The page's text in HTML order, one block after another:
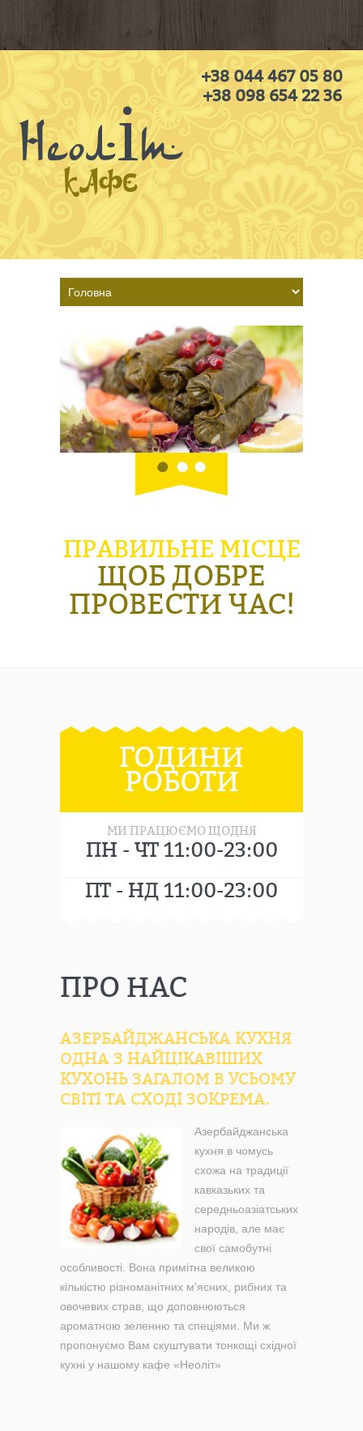
Неоліт
КАФЕ
+38 044 467 05 80
+38 098 654 22 36
ПРАВИЛЬНЕ МІСЦЕ
ЩОБ ДОБРЕ
ПРОВЕСТИ ЧАС!
ГОДИНИ
РОБОТИ
МИ ПРАЦЮЄМО ЩОДНЯ
ПН - ЧТ 11:00-23:00
ПТ - НД 11:00-23:00
ПРО НАС
АЗЕРБАЙДЖАНСЬКА КУХНЯ
ОДНА З НАЙЦІКАВІШИХ
КУХОНЬ ЗАГАЛОМ В УСЬОМУ
СВІТІ ТА СХОДІ ЗОКРЕМА.
Азербайджанська
кухня в чомусь
схожа на традиції
кавказьких та
середньоазіатських
народів, але має
свої самобутні
особливості. Вона примітна великою
кількістю різноманітних м'ясних, рибних та
овочевих страв, що доповнюються
ароматною зеленню та спеціями. Ми ж
пропонуємо Вам скуштувати тонкощі східної
кухні у нашому кафе «Неоліт»